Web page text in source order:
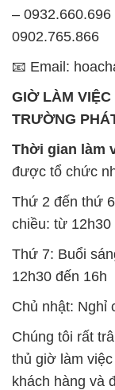
–
0902.765.866
📧 Email:
GIỜ LÀM
TRƯỜNG
Thời gian làm
được tổ chức
Thứ 2 đến thứ
chiều: từ 12h30
Thứ 7: Buổi
12h30 đến 16h
Chủ nhật: Nghỉ
Chúng tôi rất
thủ giờ làm
khách hàng và